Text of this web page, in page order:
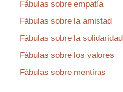
Fábulas sobre empatía
Fábulas sobre la amistad
Fábulas sobre la solidaridad
Fábulas sobre los valores
Fábulas sobre mentiras